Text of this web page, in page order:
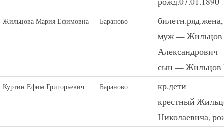
Жильцова Мария Ефимовна Бараново
муж — Жильцов
Александрович
сын — Жильцов
Куртин Ефим Григорьевич Бараново
кр.дети
крестный
Николаевича,